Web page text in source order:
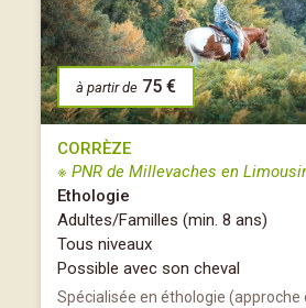
à partir de 75 €
CORRÈZE
※ PNR de Millevaches en
Ethologie
Adultes/Familles (min. 8 ans)
Tous niveaux
Possible avec son cheval
Spécialisée en éthologie